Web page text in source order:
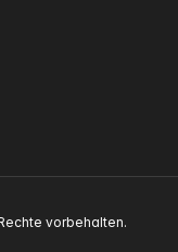
vorbehalten.